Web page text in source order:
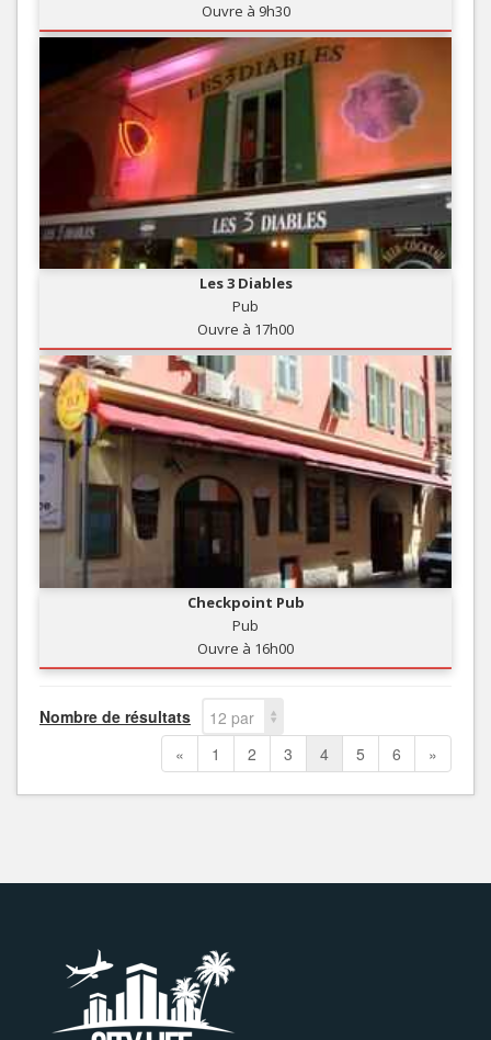
Ouvre à 9h30
Les 3 Diables
Pub
Ouvre à 17h00
Checkpoint Pub
Pub
Ouvre à 16h00
Nombre de résultats
12 par
page
« 1 2 3 4 5 6 »